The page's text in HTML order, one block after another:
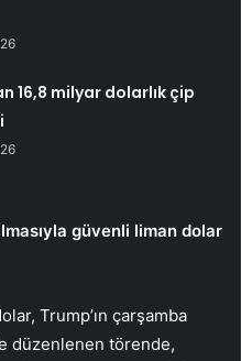
16,8 milyar dolarlık çip
güvenli liman dolar
Trump’ın çarşamba
düzenlenen törende,